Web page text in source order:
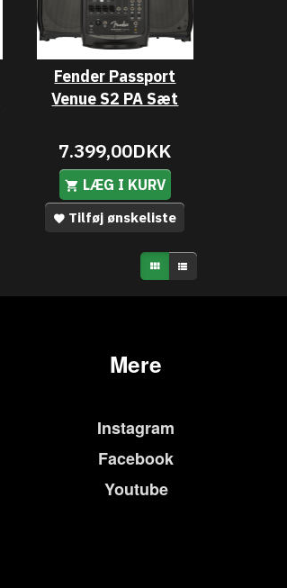
Fender Passport
Venue S2 PA Sæt
7.399,00DKK
LÆG I KURV
Tilføj ønskeliste
Mere
Instagram
Facebook
Youtube